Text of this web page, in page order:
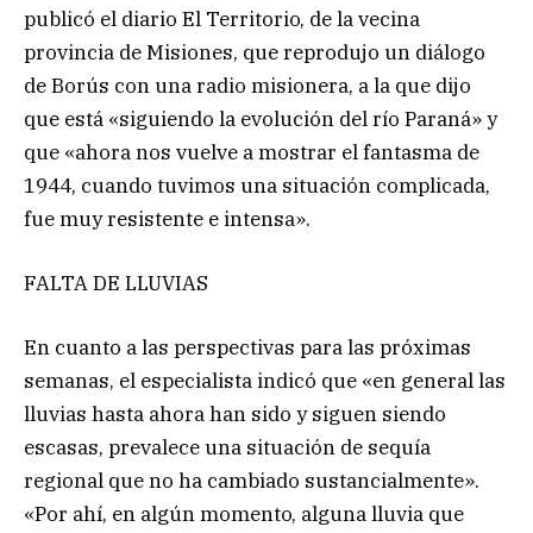
publicó el diario El Territorio, de la vecina
provincia de Misiones, que reprodujo un diálogo
de Borús con una radio misionera, a la que dijo
que está «siguiendo la evolución del río Paraná» y
que «ahora nos vuelve a mostrar el fantasma de
1944, cuando tuvimos una situación complicada,
fue muy resistente e intensa».
FALTA DE LLUVIAS
En cuanto a las perspectivas para las próximas
semanas, el especialista indicó que «en general las
lluvias hasta ahora han sido y siguen siendo
escasas, prevalece una situación de sequía
regional que no ha cambiado sustancialmente».
«Por ahí, en algún momento, alguna lluvia que